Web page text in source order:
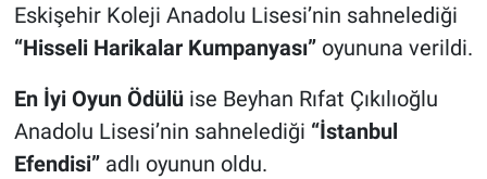
Eskişehir Koleji Anadolu Lisesi’nin sahnelediği
“Hisseli Harikalar Kumpanyası”oyununa verildi.
En İyi Oyun Ödülüise Beyhan Rıfat Çıkılıoğlu
Anadolu Lisesi’nin sahnelediği “İstanbul
Efendisi”adlı oyunun oldu.